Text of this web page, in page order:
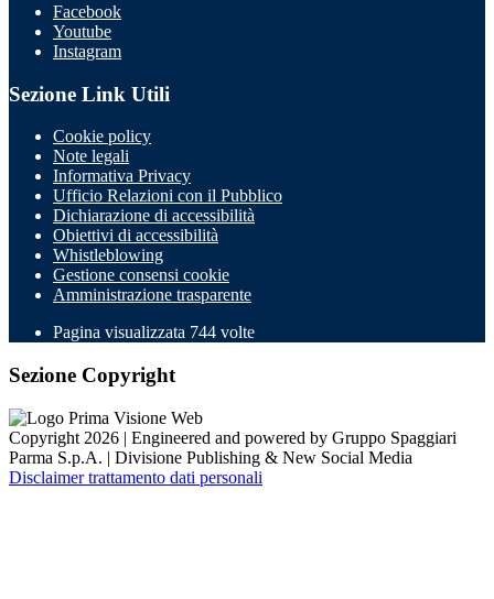
Facebook
Youtube
Instagram
Sezione Link Utili
Cookie policy
Note legali
Informativa Privacy
Ufficio Relazioni con il Pubblico
Dichiarazione di accessibilità
Obiettivi di accessibilità
Whistleblowing
Gestione consensi cookie
Amministrazione trasparente
Pagina visualizzata 744 volte
Sezione Copyright
Copyright 2026 | Engineered and powered by Gruppo Spaggiari
Parma S.p.A. | Divisione Publishing & New Social Media
Disclaimer trattamento dati personali